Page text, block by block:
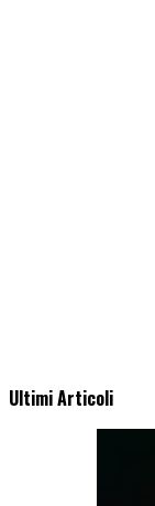
Ultimi Articoli